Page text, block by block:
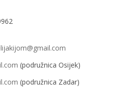
(podružnica Osijek)
(podružnica Zadar)